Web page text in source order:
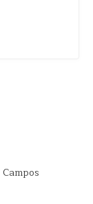
Campos